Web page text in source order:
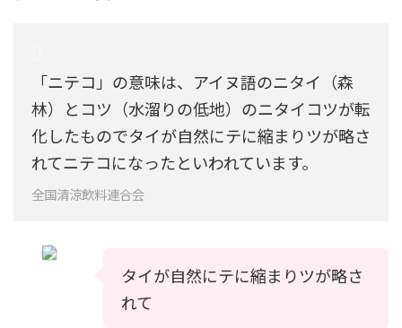
「ニテコ」の意味は、アイヌ語のニタイ（森
林）とコツ（水溜りの低地）のニタイコツが転
化したものでタイが自然にテに縮まりツが略さ
れてニテコになったといわれています。
全国清涼飲料連合会
タイが自然にテに縮まりツが略さ
れて